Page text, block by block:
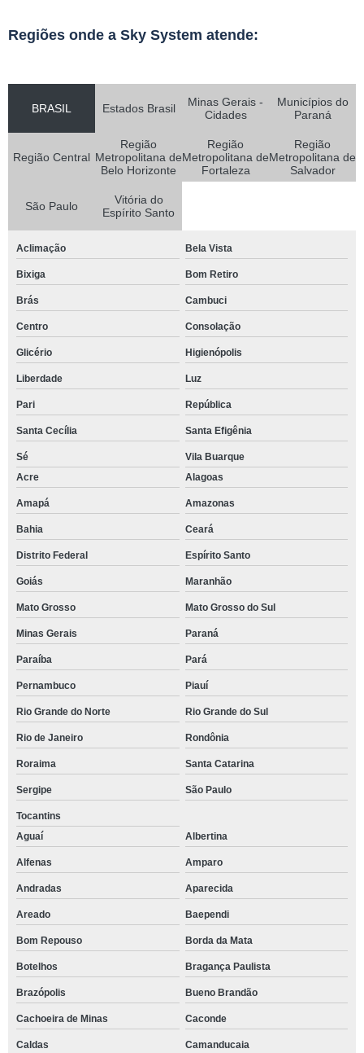
Regiões onde a Sky System atende:
BRASIL Estados Brasil
Minas Gerais -
Cidades
Municípios do
Paraná
Região Central
Região
Metropolitana de
Belo Horizonte
Região
Metropolitana de
Fortaleza
Região
Metropolitana de
Salvador
São Paulo
Vitória do
Espírito Santo
Aclimação Bela Vista
Bixiga Bom Retiro
Brás Cambuci
Centro Consolação
Glicério Higienópolis
Liberdade Luz
Pari República
Santa Cecília Santa Efigênia
Sé
Vila Buarque
Acre
Alagoas
Amapá Amazonas
Bahia Ceará
Distrito Federal Espírito Santo
Goiás Maranhão
Mato Grosso Mato Grosso do Sul
Minas Gerais Paraná
Paraíba Pará
Pernambuco Piauí
Rio Grande do Norte Rio Grande do Sul
Rio de Janeiro Rondônia
Roraima Santa Catarina
Sergipe São Paulo
Tocantins
Aguaí
Albertina
Alfenas Amparo
Andradas Aparecida
Areado Baependi
Bom Repouso Borda da Mata
Botelhos Bragança Paulista
Brazópolis Bueno Brandão
Cachoeira de Minas Caconde
Caldas Camanducaia